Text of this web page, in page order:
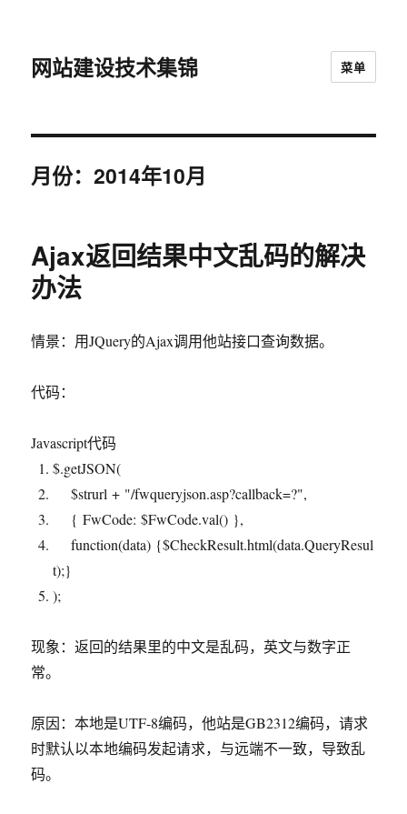
网站建设技术集锦 菜单
月份：2014年10月
Ajax返回结果中文乱码的解决
办法
情景：用JQuery的Ajax调用他站接口查询数据。
代码：
Javascript代码
$.getJSON(
$strurl + "/fwqueryjson.asp?callback=?",
{ FwCode: $FwCode.val() },
function(data) {$CheckResult.html(data.QueryResul
t);}
);
现象：返回的结果里的中文是乱码，英文与数字正
常。
原因：本地是UTF-8编码，他站是GB2312编码，请求
时默认以本地编码发起请求，与远端不一致，导致乱
码。